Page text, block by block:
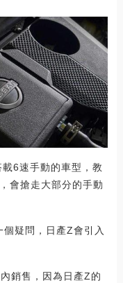
6速手動的車型，教
會搶走大部分的手動
疑問，日產Z會引入
銷售，因為日產Z的